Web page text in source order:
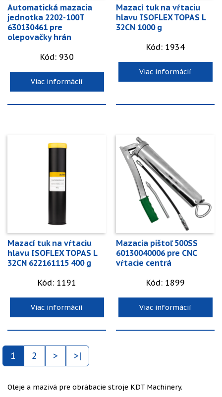
Automatická mazacia
jednotka 2202-100T
630130461 pre
olepovačky hrán
Kód: 930
Viac informácií
Mazací tuk na vŕtaciu
hlavu ISOFLEX TOPAS L
32CN 1000 g
Kód: 1934
Viac informácií
Mazací tuk na vŕtaciu
hlavu ISOFLEX TOPAS L
32CN 622161115 400 g
Kód: 1191
Viac informácií
Mazacia pištoľ 500SS
60130040006 pre CNC
vŕtacie centrá
Kód: 1899
Viac informácií
1 2 > >|
Oleje a mazivá pre obrábacie stroje KDT Machinery.